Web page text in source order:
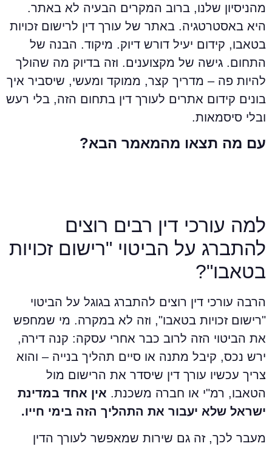
מהניסיון שלנו, ברוב המקרים הבעיה לא באתר.
היא באסטרטגיה. באתר של עורך דין לרישום זכויות
בטאבו, קידום יעיל דורש דיוק. מיקוד. הבנה של
התחום. גישה של מקצוענים. וזה בדיוק מה שהולך
להיות פה – מדריך קצר, ממוקד ומעשי, שיסביר איך
בונים קידום אתרים לעורך דין בתחום הזה, בלי רעש
ובלי סיסמאות.
עם מה תצאו מהמאמר הבא?
למה עורכי דין רבים רוצים
להתברג על הביטוי "רישום זכויות
בטאבו"?
הרבה עורכי דין רוצים להתברג בגוגל על הביטוי
"רישום זכויות בטאבו", וזה לא במקרה. מי שמחפש
את הביטוי הזה לרוב כבר אחרי עסקה: קנה דירה,
ירש נכס, קיבל מתנה או סיים תהליך בנייה – והוא
צריך עכשיו עורך דין שיסדר את הרישום מול
הטאבו, רמ"י או חברה משכנת.אין אחד במדינת
ישראל שלא יעבור את התהליך הזה בימי חייו.
מעבר לכך, זה גם שירות שמאפשר לעורך הדין